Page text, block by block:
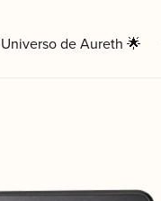
Universo de Aureth 🌟